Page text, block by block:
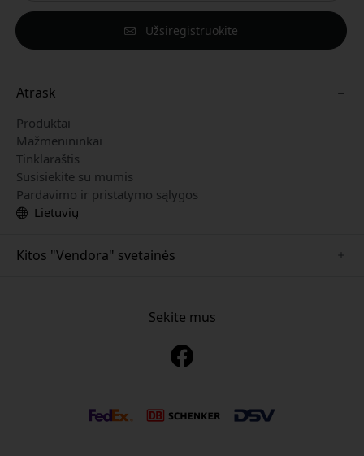
Užsiregistruokite
Atrask
Produktai
Mažmenininkai
Tinklaraštis
Susisiekite su mumis
Pardavimo ir pristatymo sąlygos
Lietuvių
Kitos "Vendora" svetainės
Sekite mus